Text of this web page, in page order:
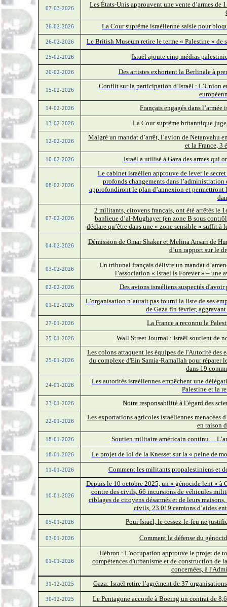
07-03-2026
Les États-Unis approuvent une vente d’armes
26-02-2026 La Cour suprême israélienne saisie pour
26-02-2026 Le British Museum retire le terme « Palestine » de
25-02-2026 Israël ajoute cinq médias
20-02-2026 Des artistes exhortent la Berlinale à
15-02-2026
Conflit sur la participation d’Israël : L’Union
14-02-2026 Français engagés dans
13-02-2026 La Cour suprême britannique
12-02-2026
Malgré un mandat d’arrêt, l’avion de Netanyahu
et la France, 3
10-02-2026 Israël a utilisé à Gaza des armes qui
08-02-2026
Le cabinet israélien approuve de lever le
profonds changements dans l’administration
approfondiront le plan d’annexion et permettront
07-02-2026
2 militants, citoyens français, ont été arrêtés le
banlieue d’al-Mughayer (en zone B sous
déclare qu’être dans une « zone sensible » suffit
04-02-2026
Démission de Omar Shaker et Melina Ansari de
d’un rapport sur le
03-02-2026
Un tribunal français délivre un mandat
l’association « Israel is Forever » – une
02-02-2026 Des avions israéliens suspectés
01-02-2026
L’organisation n’aurait pas fourni la liste de ses
de Gaza fin février,
27-01-2026 La France a reconnu la
25-01-2026 Wall Street Journal : Israël soutient de
25-01-2026
Les colons attaquent les équipes de l'Autorité des
du complexe d'Ein Samia-Ramallah pour réparer
dans 19
24-01-2026
Les autorités israéliennes empêchent une
Palestine et la
23-01-2026 Notre responsabilité à l’égard des
22-01-2026
Les exportations agricoles israéliennes menacées
en raison
18-01-2026 Soutien militaire américain continu…
18-01-2026 Le projet de loi de la Knesset sur la « peine de
11-01-2026 Comment les militants propalestiniens et
10-01-2026
Depuis le 10 octobre 2025, un « génocide lent » à
contre des civils, 66 incursions de véhicules
ciblages de citoyens désarmés et de leurs
civils, 23.019 camions d’aides
05-01-2026 Pour Israël, le cessez-le-feu ne
03-01-2026 Comment la défense du
01-01-2026
Hébron : L'occupation approuve le projet de
compétences d'urbanisme et de construction
concernées, à
31-12-2025 Gaza: Israël retire l’agrément de 37
30-12-2025 Le Pentagone accorde à Boeing un contrat de